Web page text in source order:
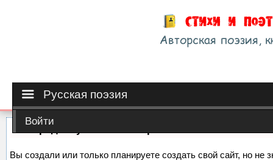
Русская поэзия
Войти
Вы создали или только планируете создать свой сайт, но не